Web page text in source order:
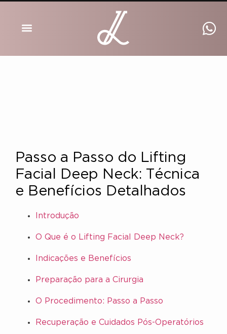
Passo a Passo do Lifting
Facial Deep Neck: Técnica
e Benefícios Detalhados
Introdução
O Que é o Lifting Facial Deep Neck?
Indicações e Benefícios
Preparação para a Cirurgia
O Procedimento: Passo a Passo
Recuperação e Cuidados Pós-Operatórios